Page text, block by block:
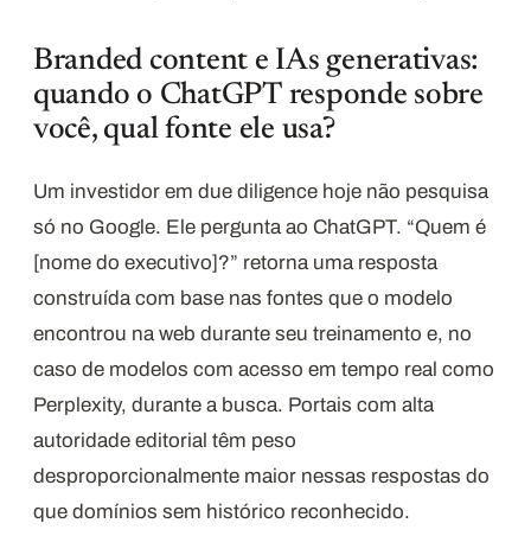
Branded content e IAs generativas:
quando o ChatGPT responde sobre
você, qual fonte ele usa?
Um investidor em due diligence hoje não pesquisa
só no Google. Ele pergunta ao ChatGPT. “Quem é
[nome do executivo]?” retorna uma resposta
construída com base nas fontes que o modelo
encontrou na web durante seu treinamento e, no
caso de modelos com acesso em tempo real como
Perplexity, durante a busca. Portais com alta
autoridade editorial têm peso
desproporcionalmente maior nessas respostas do
que domínios sem histórico reconhecido.